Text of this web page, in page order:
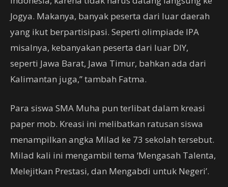
Jogya. Makanya, banyak peserta dari luar daerah
yang ikut berpartisipasi. Seperti olimpiade IPA
misalnya, kebanyakan peserta dari luar DIY,
seperti Jawa Barat, Jawa Timur, bahkan ada dari
Kalimantan juga,” tambah Fatma.
Para siswa SMA Muha pun terlibat dalam kreasi
paper mob. Kreasi ini melibatkan ratusan siswa
menampilkan angka Milad ke 73 sekolah tersebut.
Milad kali ini mengambil tema ‘Mengasah Talenta,
Melejitkan Prestasi, dan Mengabdi untuk Negeri’.